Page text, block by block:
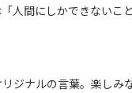
人間にしかできないこ
ジナルの言葉。楽しみ